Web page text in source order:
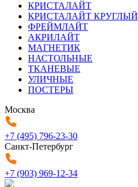
КРИСТАЛАЙТ
КРИСТАЛАЙТ КРУГЛЫЙ
ФРЕЙМЛАЙТ
АКРИЛАЙТ
МАГНЕТИК
НАСТОЛЬНЫЕ
ТКАНЕВЫЕ
УЛИЧНЫЕ
ПОСТЕРЫ
Москва
+7 (495) 796-23-30
Санкт-Петербург
+7 (903) 969-12-34